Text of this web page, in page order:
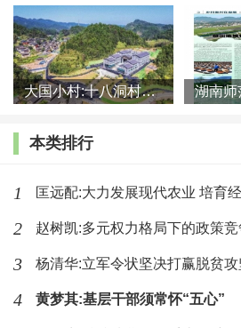
金、消费成本极高，大量低收入群
创者）难以承担城区生活成本。而
提供更低成本的居住、经营空间，
的“缓冲带”，这种“低成本配套空间
关重要，且随着城市扩张愈发显得
源。
三是多元的文化价值稀缺性。
竞争激烈，人们对“慢生活”“自然体
求日益增长。首都乡村的自然环境
农耕体验，能极大弥补城区市民在
大国小村:十八洞村的现代变迁是一道美丽的风景线
本类排行
1 匡远配:大力发展现代农业 培育
2 赵树凯:多元权力格局下的政策竞
3 杨清华:立军令状坚决打赢脱贫
4 黄梦其:基层干部须常怀“五心”